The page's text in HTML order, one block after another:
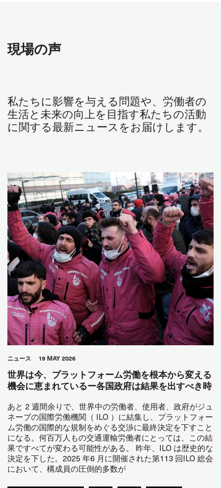
現場の声
私たちに影響を与える問題や、労働者の
生活と未来の向上を目指す私たちの活動
に関する最新ニュースをお届けします。
ニュース 19 MAY 2026
世界は今、プラットフォーム労働を根本から変える
機会に恵まれているー各国政府は結果を出すべき時
あと 2 週間余りで、世界中の労働者、使用者、政府がジュ
ネーブの国際労働機関（ ILO ）に結集し、プラットフォー
ム労働の国際的な規制をめぐる交渉に最終決定を下すこと
になる。何百万人もの交通運輸労働者にとっては、この結
果ですべてが変わる可能性がある。 昨年、ILO は歴史的な
決定を下した。2025 年6 月に開催された第113 回ILO 総会
において、構成員の圧倒的多数が